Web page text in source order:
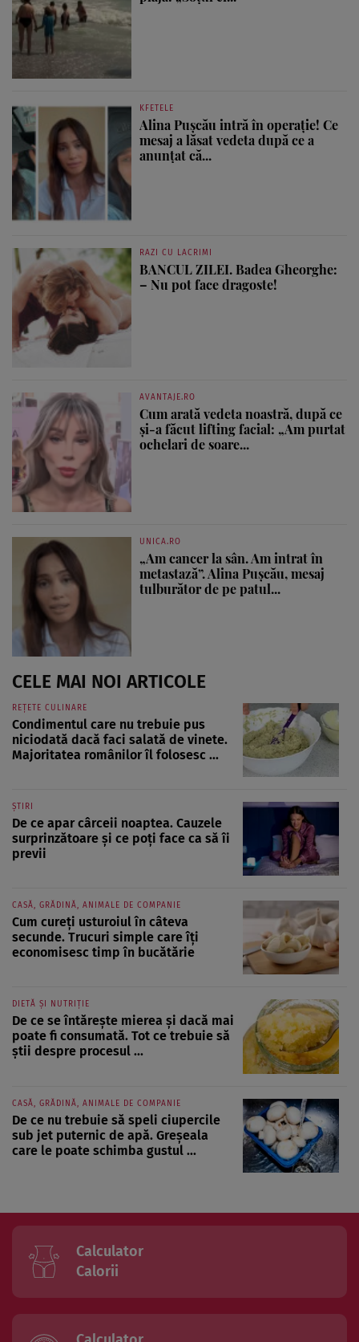
KFETELE
Alina Pușcău intră în operație! Ce
mesaj a lăsat vedeta după ce a
anunțat că...
RAZI CU LACRIMI
BANCUL ZILEI. Badea Gheorghe:
– Nu pot face dragoste!
AVANTAJE.RO
Cum arată vedeta noastră, după ce
și-a făcut lifting facial: „Am purtat
ochelari de soare...
UNICA.RO
„Am cancer la sân. Am intrat în
metastază”. Alina Pușcău, mesaj
tulburător de pe patul...
CELE MAI NOI ARTICOLE
REȚETE CULINARE
Condimentul care nu trebuie pus
niciodată dacă faci salată de vinete.
Majoritatea românilor îl folosesc ...
ȘTIRI
De ce apar cârceii noaptea. Cauzele
surprinzătoare și ce poți face ca să îi
previi
CASĂ, GRĂDINĂ, ANIMALE DE COMPANIE
Cum cureți usturoiul în câteva
secunde. Trucuri simple care îți
economisesc timp în bucătărie
DIETĂ ȘI NUTRIȚIE
De ce se întărește mierea și dacă mai
poate fi consumată. Tot ce trebuie să
știi despre procesul ...
CASĂ, GRĂDINĂ, ANIMALE DE COMPANIE
De ce nu trebuie să speli ciupercile
sub jet puternic de apă. Greșeala
care le poate schimba gustul ...
Calculator
Calorii